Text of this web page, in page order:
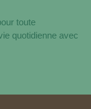
toute
quotidienne avec